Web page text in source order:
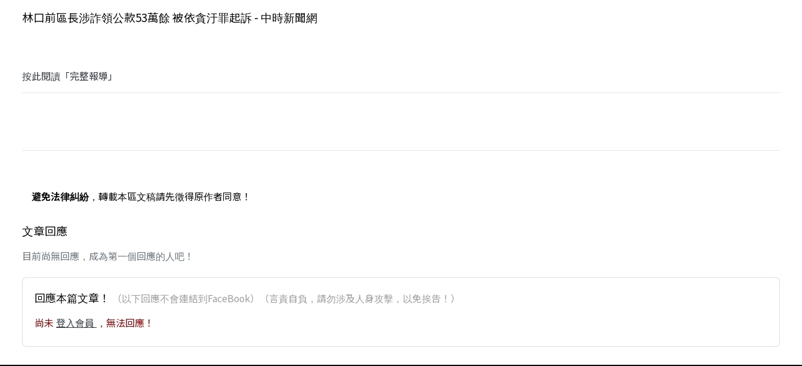
林口前區長涉詐領公款53萬餘 被依貪汙罪起訴 - 中時新聞網
按此閱讀「完整報導」
避免法律糾紛，轉載本區文稿請先徵得原作者同意！
文章回應
目前尚無回應，成為第一個回應的人吧！
回應本篇文章！ （以下回應不會連結到FaceBook）（言責自負，請勿涉及人身攻擊，以免挨告！）
尚未 登入會員 ，無法回應！